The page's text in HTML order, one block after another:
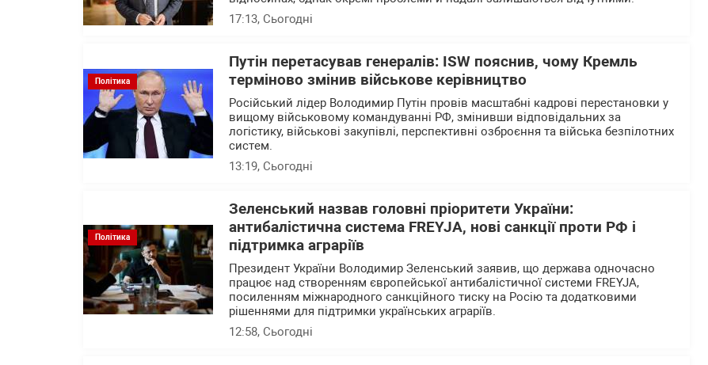
17:13, Сьогодні
Політика
Путін перетасував генералів: ISW пояснив, чому Кремль
терміново змінив військове керівництво
Російський лідер Володимир Путін провів масштабні кадрові перестановки у
вищому військовому командуванні РФ, змінивши відповідальних за
логістику, військові закупівлі, перспективні озброєння та війська безпілотних
систем.
13:19, Сьогодні
Політика
Зеленський назвав головні пріоритети України:
антибалістична система FREYJA, нові санкції проти РФ і
підтримка аграріїв
Президент України Володимир Зеленський заявив, що держава одночасно
працює над створенням європейської антибалістичної системи FREYJA,
посиленням міжнародного санкційного тиску на Росію та додатковими
рішеннями для підтримки українських аграріїв.
12:58, Сьогодні